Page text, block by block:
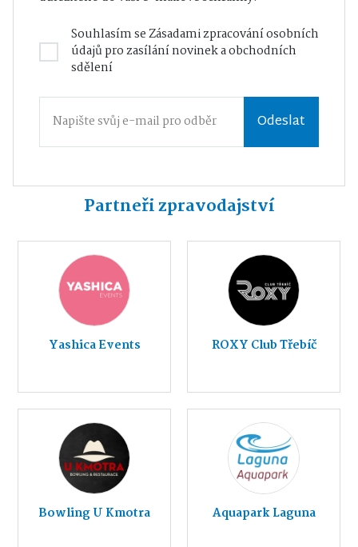
Souhlasím seZásadami zpracování osobních
údajůpro zasílání novinek a obchodních
sdělení
Odeslat
Partneři zpravodajství
Yashica Events ROXY Club Třebíč
Bowling U Kmotra Aquapark Laguna